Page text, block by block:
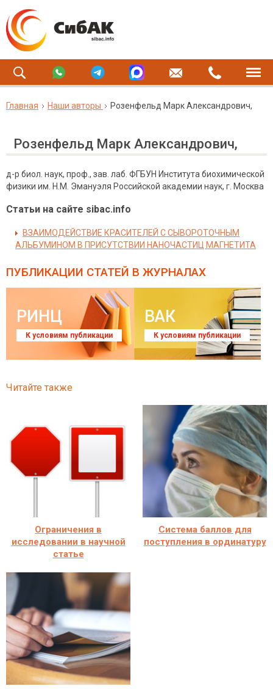
Главная Наши авторы Розенфельд Марк Александрович,
Розенфельд Марк Александрович,
д-р биол. наук, проф., зав. лаб. ФГБУН Института биохимической
физики им. Н.М. Эмануэля Российской академии наук, г. Москва
Статьи на сайте sibac.info
ВЗАИМОДЕЙСТВИЕ КРАСИТЕЛЕЙ С СЫВОРОТОЧНЫМ
АЛЬБУМИНОМ В ПРИСУТСТВИИ НАНОЧАСТИЦ МАГНЕТИТА
ПУБЛИКАЦИИ СТАТЕЙ В ЖУРНАЛАХ
РИНЦ
К условиям публикации
ВАК
К условиям публикации
Читайте также
Ограничения в
исследовании в научной
статье
Система баллов для
поступления в ординатуру